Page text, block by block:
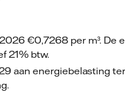
€0,7268 per m³. De
21% btw.
aan energiebelasting